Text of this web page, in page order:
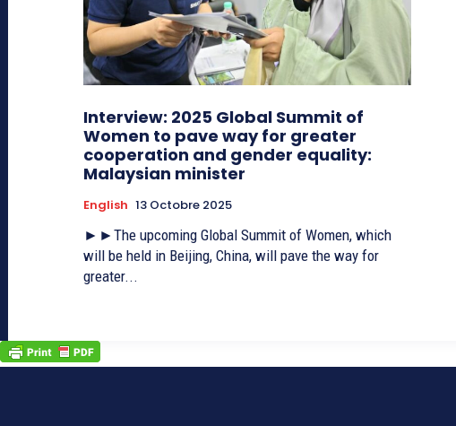
Interview: 2025 Global Summit of
Women to pave way for greater
cooperation and gender equality:
Malaysian minister
English 13 Octobre 2025
►►The upcoming Global Summit of Women, which
will be held in Beijing, China, will pave the way for
greater...